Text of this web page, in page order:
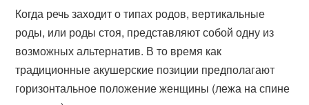
Когда речь заходит о типах родов, вертикальные
роды, или роды стоя, представляют собой одну из
возможных альтернатив. В то время как
традиционные акушерские позиции предполагают
горизонтальное положение женщины (лежа на спине